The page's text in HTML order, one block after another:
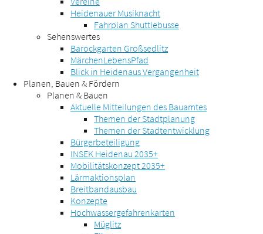
Heidenauer Musiknacht
Fahrplan Shuttlebusse
Sehenswertes
Barockgarten Großsedlitz
MärchenLebensPfad
Blick in Heidenaus Vergangenheit
Planen, Bauen & Fördern
Planen & Bauen
Aktuelle Mitteilungen des Bauamtes
Themen der Stadtplanung
Themen der Stadtentwicklung
Bürgerbeteiligung
INSEK Heidenau 2035+
Mobilitätskonzept 2035+
Lärmaktionsplan
Breitbandausbau
Konzepte
Hochwassergefahrenkarten
Müglitz